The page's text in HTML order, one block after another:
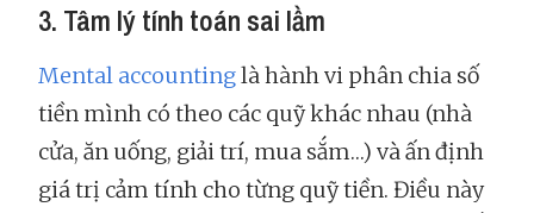
3. Tâm lý tính toán sai lầm
Mental accountinglà hành vi phân chia số
tiền mình có theo các quỹ khác nhau (nhà
cửa, ăn uống, giải trí, mua sắm…) và ấn định
giá trị cảm tính cho từng quỹ tiền. Điều này